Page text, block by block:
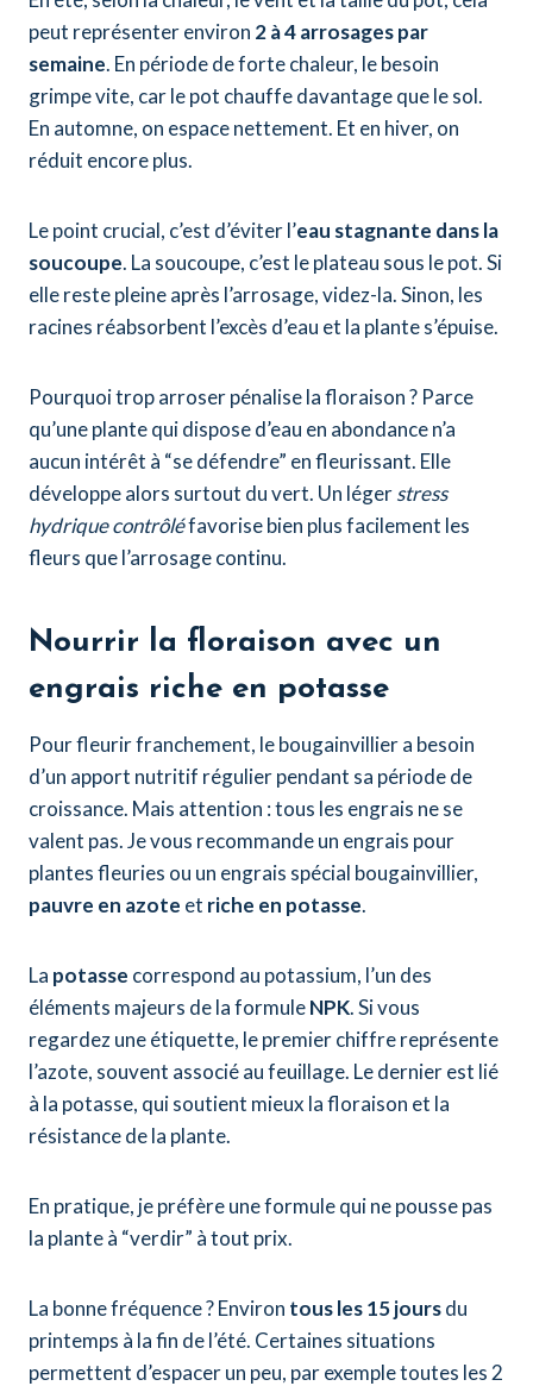
peut représenter environ 2 à 4 arrosages par
semaine. En période de forte chaleur, le besoin
grimpe vite, car le pot chauffe davantage que le sol.
En automne, on espace nettement. Et en hiver, on
réduit encore plus.
Le point crucial, c’est d’éviter l’eau stagnante dans la
soucoupe. La soucoupe, c’est le plateau sous le pot. Si
elle reste pleine après l’arrosage, videz-la. Sinon, les
racines réabsorbent l’excès d’eau et la plante s’épuise.
Pourquoi trop arroser pénalise la floraison ? Parce
qu’une plante qui dispose d’eau en abondance n’a
aucun intérêt à “se défendre” en fleurissant. Elle
développe alors surtout du vert. Un légerstress
hydrique contrôléfavorise bien plus facilement les
fleurs que l’arrosage continu.
Nourrir la floraison avec un
engrais riche en potasse
Pour fleurir franchement, le bougainvillier a besoin
d’un apport nutritif régulier pendant sa période de
croissance. Mais attention : tous les engrais ne se
valent pas. Je vous recommande un engrais pour
plantes fleuries ou un engrais spécial bougainvillier,
pauvre en azote et riche en potasse.
La potasse correspond au potassium, l’un des
éléments majeurs de la formuleNPK. Si vous
regardez une étiquette, le premier chiffre représente
l’azote, souvent associé au feuillage. Le dernier est lié
à la potasse, qui soutient mieux la floraison et la
résistance de la plante.
En pratique, je préfère une formule qui ne pousse pas
la plante à “verdir” à tout prix.
La bonne fréquence ? Environ tous les 15 joursdu
printemps à la fin de l’été. Certaines situations
permettent d’espacer un peu, par exemple toutes les 2